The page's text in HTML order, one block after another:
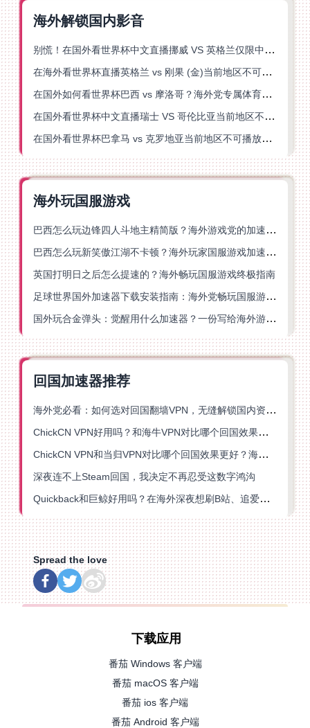
海外解锁国内影音
别慌！在国外看世界杯中文直播挪威 VS 英格兰仅限中国大陆？这篇指南帮你搞定
在海外看世界杯直播英格兰 vs 刚果 (金)当前地区不可播放？这篇指南帮你突破所有限制
在国外如何看世界杯巴西 vs 摩洛哥？海外党专属体育观赛指南来了
在国外看世界杯中文直播瑞士 VS 哥伦比亚当前地区不可播放？这篇指南帮你搞定
在国外看世界杯巴拿马 vs 克罗地亚当前地区不可播放？这篇指南帮你轻松解决海外体育直播难题
海外玩国服游戏
巴西怎么玩边锋四人斗地主精简版？海外游戏党的加速器终极选择
巴西怎么玩新笑傲江湖不卡顿？海外玩家国服游戏加速终极指南（附猫和老鼠一梦江湖实测）
英国打明日之后怎么提速的？海外畅玩国服游戏终极指南
足球世界国外加速器下载安装指南：海外党畅玩国服游戏的终极解决方案
国外玩合金弹头：觉醒用什么加速器？一份写给海外游子的畅玩指南
回国加速器推荐
海外党必看：如何选对回国翻墙VPN，无缝解锁国内资源？
ChickCN VPN好用吗？和海牛VPN对比哪个回国效果更好？
ChickCN VPN和当归VPN对比哪个回国效果更好？海外党亲测后选了它
深夜连不上Steam回国，我决定不再忍受这数字鸿沟
Quickback和巨鲸好用吗？在海外深夜想刷B站、追爱奇艺的你，或许正需要这份答案
Spread the love
下载应用
番茄 Windows 客户端
番茄 macOS 客户端
番茄 ios 客户端
番茄 Android 客户端